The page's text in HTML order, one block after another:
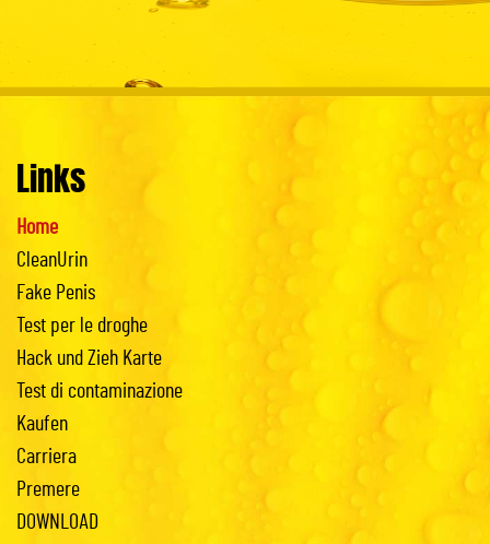
Links
Home
CleanUrin
Fake Penis
Test per le droghe
Hack und Zieh Karte
Test di contaminazione
Kaufen
Carriera
Premere
DOWNLOAD